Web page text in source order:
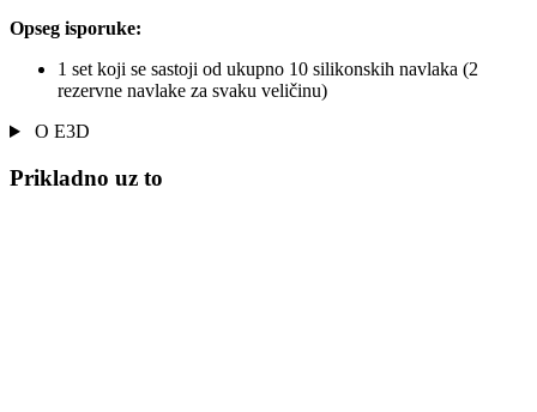
Opseg isporuke:
1 set koji se sastoji od ukupno 10 silikonskih navlaka (2
rezervne navlake za svaku veličinu)
O E3D
Prikladno uz to